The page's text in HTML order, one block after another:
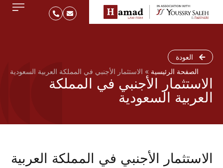
الصفحة الرئيسية » الاستثمار الأجنبي في المملكة العربية السعودية
الاستثمار الأجنبي في المملكة
العربية السعودية
الاستثمار الأجنبي في المملكة العربية